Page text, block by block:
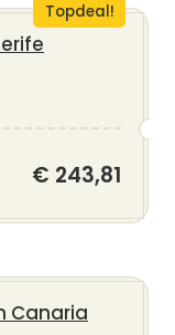
Topdeal!
€ 243,81
Canaria